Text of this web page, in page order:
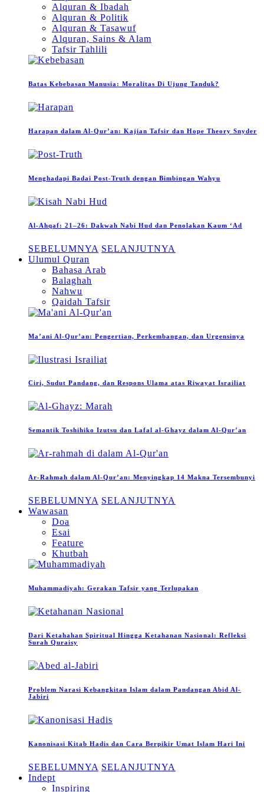
Alquran & Ibadah
Alquran & Politik
Alquran & Tasawuf
Alquran, Sains & Alam
Tafsir Tahlili
Batas Kebebasan Manusia: Moralitas Di Ujung Tanduk?
Harapan dalam Al-Qur’an: Kajian Tafsir dan Hope Theory Snyder
Menghadapi Badai Post-Truth dengan Bimbingan Wahyu
Al-Ahqaf: 21–26: Dakwah Nabi Hud dan Penolakan Kaum ‘Ad
SEBELUMNYA SELANJUTNYA
Ulumul Quran
Bahasa Arab
Balaghah
Nahwu
Qaidah Tafsir
Ma’ani Al-Qur’an: Pengertian, Perkembangan, dan Urgensinya
Ciri, Sudut Pandang, dan Respons Ulama atas Riwayat Israiliat
Semantik Toshihiko Izutsu dan Lafal al-Ghayz dalam Al-Qur’an
Ar-Rahmah dalam Al-Qur’an: Menyingkap 14 Makna Tersembunyi
SEBELUMNYA SELANJUTNYA
Wawasan
Doa
Esai
Feature
Khutbah
Muhammadiyah: Gerakan Tafsir yang Terlupakan
Dari Ketahahan Spiritual Hingga Ketahanan Nasional: Refleksi
Surah Quraisy
Problem Narasi Kebangkitan Islam dalam Pandangan Abid Al-
Jabiri
Kanonisasi Kitab Hadis dan Cara Berpikir Umat Islam Hari Ini
SEBELUMNYA SELANJUTNYA
Indept
Inspiring